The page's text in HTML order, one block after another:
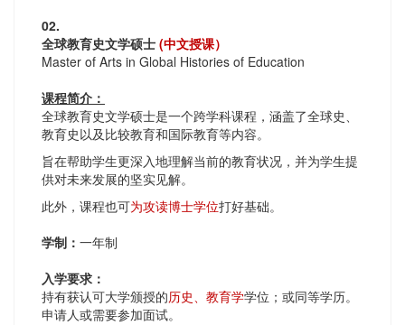
02.
全球教育史文学硕士 (中文授课）
Master of Arts in Global Histories of Education
课程简介：
全球教育史文学硕士是一个跨学科课程，涵盖了全球史、
教育史以及比较教育和国际教育等内容。
旨在帮助学生更深入地理解当前的教育状况，并为学生提
供对未来发展的坚实见解。
此外，课程也可为攻读博士学位打好基础。
学制： 一年制
入学要求：
持有获认可大学颁授的历史、教育学学位；或同等学历。
申请人或需要参加面试。